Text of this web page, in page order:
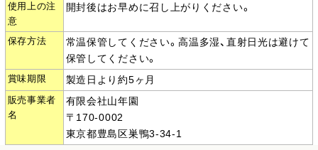
使用上の注
意
開封後はお早めに召し上がりください。
保存方法
常温保管してください。高温多湿、直射日光は避けて
保管してください。
賞味期限 製造日より約5ヶ月
販売事業者
名
有限会社山年園
〒170-0002
東京都豊島区巣鴨3-34-1